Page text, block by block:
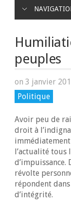
peuples
on 3 janvier
Politique
Avoir peu de
droit à
l’actualité tous
d’impuissance.
révolte
répondent
d’intégrité.